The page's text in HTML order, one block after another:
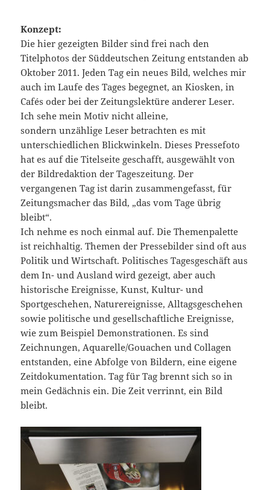
Konzept:
Die hier gezeigten Bilder sind frei nach den
Titelphotos der Süddeutschen Zeitung entstanden ab
Oktober 2011. Jeden Tag ein neues Bild, welches mir
auch im Laufe des Tages begegnet, an Kiosken, in
Cafés oder bei der Zeitungslektüre anderer Leser.
Ich sehe mein Motiv nicht alleine,
sondern unzählige Leser betrachten es mit
unterschiedlichen Blickwinkeln. Dieses Pressefoto
hat es auf die Titelseite geschafft, ausgewählt von
der Bildredaktion der Tageszeitung. Der
vergangenen Tag ist darin zusammengefasst, für
Zeitungsmacher das Bild, „das vom Tage übrig
bleibt“.
Ich nehme es noch einmal auf. Die Themenpalette
ist reichhaltig. Themen der Pressebilder sind oft aus
Politik und Wirtschaft. Politisches Tagesgeschäft aus
dem In- und Ausland wird gezeigt, aber auch
historische Ereignisse, Kunst, Kultur- und
Sportgeschehen, Naturereignisse, Alltagsgeschehen
sowie politische und gesellschaftliche Ereignisse,
wie zum Beispiel Demonstrationen. Es sind
Zeichnungen, Aquarelle/Gouachen und Collagen
entstanden, eine Abfolge von Bildern, eine eigene
Zeitdokumentation. Tag für Tag brennt sich so in
mein Gedächnis ein. Die Zeit verrinnt, ein Bild
bleibt.